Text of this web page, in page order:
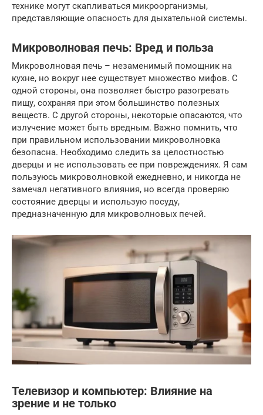
технике могут скапливаться микроорганизмы,
представляющие опасность для дыхательной системы.
Микроволновая печь: Вред и польза
Микроволновая печь – незаменимый помощник на
кухне, но вокруг нее существует множество мифов. С
одной стороны, она позволяет быстро разогревать
пищу, сохраняя при этом большинство полезных
веществ. С другой стороны, некоторые опасаются, что
излучение может быть вредным. Важно помнить, что
при правильном использовании микроволновка
безопасна. Необходимо следить за целостностью
дверцы и не использовать ее при повреждениях. Я сам
пользуюсь микроволновкой ежедневно, и никогда не
замечал негативного влияния, но всегда проверяю
состояние дверцы и использую посуду,
предназначенную для микроволновых печей.
Телевизор и компьютер: Влияние на
зрение и не только